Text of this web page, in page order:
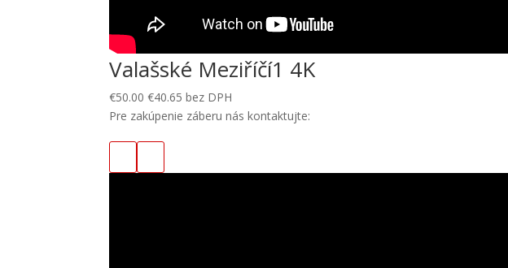
Valašské Meziříčí1 4K
€50.00 €40.65 bez DPH
Pre zakúpenie záberu nás kontaktujte: